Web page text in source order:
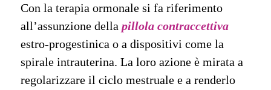
Con la terapia ormonale si fa riferimento
all’assunzione della pillola contraccettiva
estro-progestinica o a dispositivi come la
spirale intrauterina. La loro azione è mirata a
regolarizzare il ciclo mestruale e a renderlo